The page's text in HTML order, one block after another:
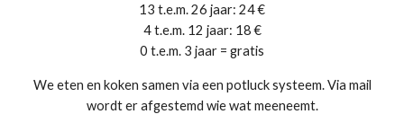
13 t.e.m. 26 jaar: 24 €
4 t.e.m. 12 jaar: 18 €
0 t.e.m. 3 jaar = gratis
We eten en koken samen via een potluck systeem. Via mail
wordt er afgestemd wie wat meeneemt.